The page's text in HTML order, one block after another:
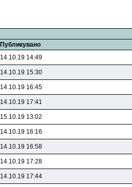
Публикувано
14.10.19 14:49
14.10.19 15:30
14.10.19 16:45
14.10.19 17:41
15.10.19 13:02
14.10.19 16:16
14.10.19 16:58
14.10.19 17:28
14.10.19 17:44